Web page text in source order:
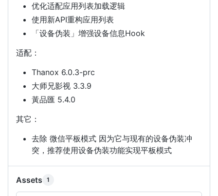
优化适配应用列表加载逻辑
使用新API重构应用列表
「设备伪装」增强设备信息Hook
适配：
Thanox 6.0.3-prc
大师兄影视 3.3.9
黃品匯 5.4.0
其它：
去除 微信平板模式 因为它与现有的设备伪装冲
突，推荐使用设备伪装功能实现平板模式
Assets 1